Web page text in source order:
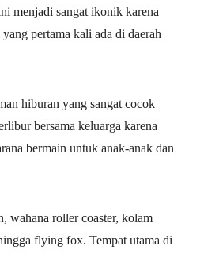
menjadi sangat ikonik karena
pertama kali ada di daerah
hiburan yang sangat cocok
bersama keluarga karena
bermain untuk anak-anak dan
wahana roller coaster, kolam
flying fox. Tempat utama di